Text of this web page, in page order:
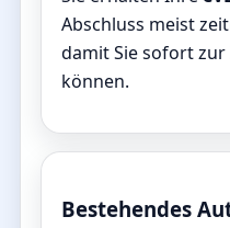
Abschluss meist
damit Sie sofort
können.
Bestehendes